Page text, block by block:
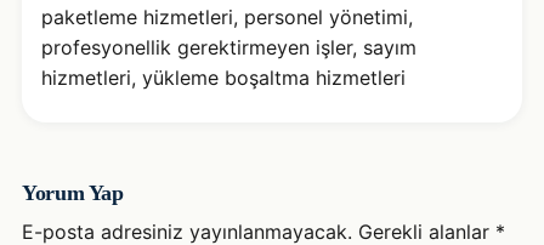
paketleme hizmetleri, personel yönetimi,
profesyonellik gerektirmeyen işler, sayım
hizmetleri, yükleme boşaltma hizmetleri
Yorum Yap
E-posta adresiniz yayınlanmayacak. Gerekli alanlar *